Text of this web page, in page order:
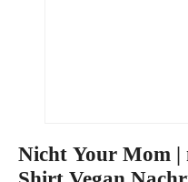
Nicht Your Mom